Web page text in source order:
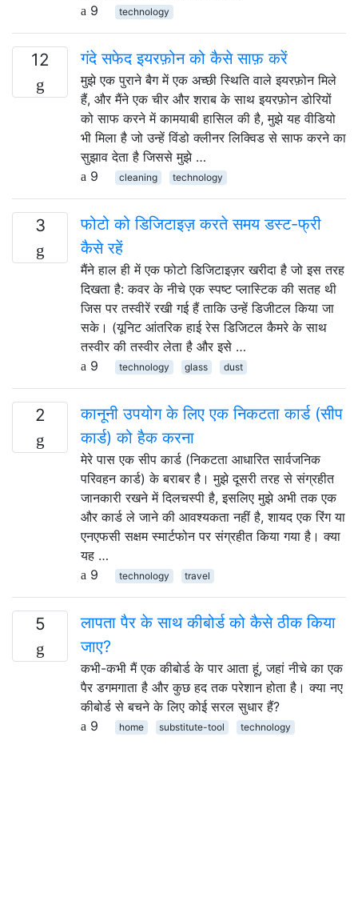
9
technology
12 गंदे सफेद इयरफ़ोन को कैसे साफ़ करें
मुझे एक पुराने बैग में एक अच्छी स्थिति वाले इयरफ़ोन मिले
हैं, और मैंने एक चीर और शराब के साथ इयरफ़ोन डोरियों
को साफ करने में कामयाबी हासिल की है, मुझे यह वीडियो
भी मिला है जो उन्हें विंडो क्लीनर लिक्विड से साफ करने का
सुझाव देता है जिससे मुझे …
9
cleaning technology
3
फोटो को डिजिटाइज़ करते समय डस्ट-फ्री
कैसे रहें
मैंने हाल ही में एक फोटो डिजिटाइज़र खरीदा है जो इस तरह
दिखता है: कवर के नीचे एक स्पष्ट प्लास्टिक की सतह थी
जिस पर तस्वीरें रखी गई हैं ताकि उन्हें डिजीटल किया जा
सके। (यूनिट आंतरिक हाई रेस डिजिटल कैमरे के साथ
तस्वीर की तस्वीर लेता है और इसे …
9
technology glass dust
2
कानूनी उपयोग के लिए एक निकटता कार्ड (सीप
कार्ड) को हैक करना
मेरे पास एक सीप कार्ड (निकटता आधारित सार्वजनिक
परिवहन कार्ड) के बराबर है। मुझे दूसरी तरह से संग्रहीत
जानकारी रखने में दिलचस्पी है, इसलिए मुझे अभी तक एक
और कार्ड ले जाने की आवश्यकता नहीं है, शायद एक रिंग या
एनएफसी सक्षम स्मार्टफोन पर संग्रहीत किया गया है। क्या
यह …
9
technology travel
5
लापता पैर के साथ कीबोर्ड को कैसे ठीक किया
जाए?
कभी-कभी मैं एक कीबोर्ड के पार आता हूं, जहां नीचे का एक
पैर डगमगाता है और कुछ हद तक परेशान होता है। क्या नए
कीबोर्ड से बचने के लिए कोई सरल सुधार हैं?
9
home substitute-tool technology